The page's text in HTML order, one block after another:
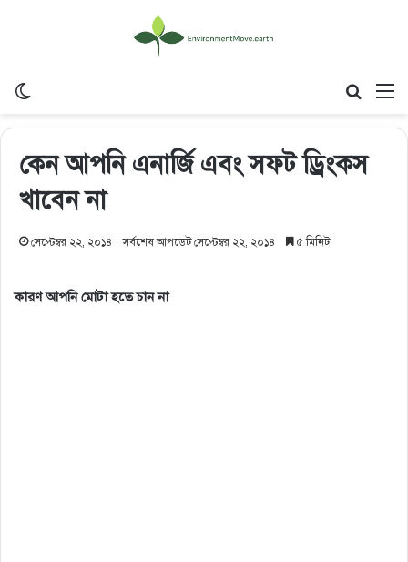
কেন আপনি এনার্জি এবং সফট ড্রিংকস
খাবেন না
সেপ্টেম্বর ২২, ২০১৪ সর্বশেষ আপডেট সেপ্টেম্বর ২২, ২০১৪ ৫ মিনিট
কারণ আপনি মোটা হতে চান না